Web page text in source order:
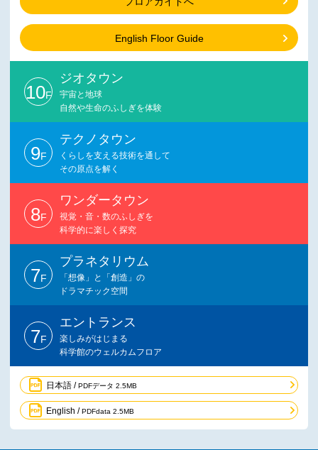
English Floor Guide
10F
ジオタウン
宇宙と地球
自然や生命のふしぎを体験
9F
テクノタウン
くらしを支える技術を通して
その原点を解く
8F
ワンダータウン
視覚・音・数のふしぎを
科学的に楽しく探究
7F
プラネタリウム
「想像」と「創造」の
ドラマチック空間
7F
エントランス
楽しみがはじまる
科学館のウェルカムフロア
日本語 /PDFデータ 2.5MB
English /PDFdata 2.5MB